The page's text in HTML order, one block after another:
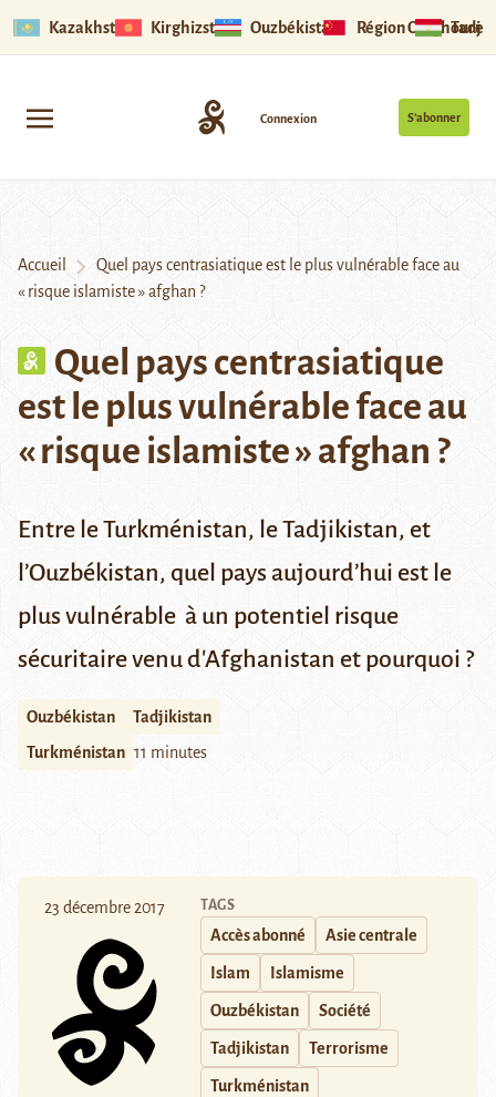
Kazakhstan Kirghizstan Ouzbékistan Région Ouïghoure
S’abonner
Connexion
Accueil
Quel pays centrasiatique est le plus vulnérable face au
« risque islamiste » afghan ?
Quel pays centrasiatique
est le plus vulnérable face au
« risque islamiste » afghan ?
Entre le Turkménistan, le Tadjikistan, et
l’Ouzbékistan, quel pays aujourd’hui est le
plus vulnérable à un potentiel risque
sécuritaire venu d'Afghanistan et pourquoi ?
Ouzbékistan
Tadjikistan
Turkménistan 11 minutes
23 décembre 2017 TAGS
Accès abonné Asie centrale
Islam Islamisme
Ouzbékistan Société
Tadjikistan Terrorisme
Turkménistan